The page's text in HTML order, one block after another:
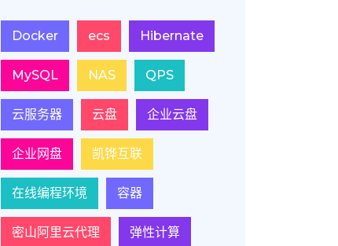
Docker ecs Hibernate
MySQL NAS QPS
云服务器 云盘 企业云盘
企业网盘 凯铧互联
在线编程环境 容器
密山阿里云代理 弹性计算